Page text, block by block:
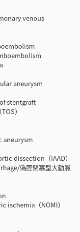
venous
aneurysm
stentgraft
）
aneurysm
dissection（IAAD）
偽腔閉塞型大動脈
ischemia（NOMI）